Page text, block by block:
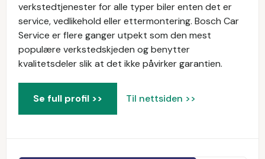
verkstedtjenester for alle typer biler enten det er
service, vedlikehold eller ettermontering. Bosch Car
Service er flere ganger utpekt som den mest
populære verkstedskjeden og benytter
kvalitetsdeler slik at det ikke påvirker garantien.
Se full profil >> Til nettsiden >>